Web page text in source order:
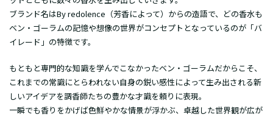
ブランド名はBy redolence（芳香によって）からの造語で、どの香水も
ベン・ゴーラムの記憶や想像の世界がコンセプトとなっているのが「バ
イレード」の特徴です。
もともと専門的な知識を学んでこなかったベン・ゴーラムだからこそ、
これまでの常識にとらわれない自身の鋭い感性によって生み出される新
しいアイデアを調香師たちの豊かな才識を頼りに表現。
一瞬でも香りをかげば色鮮やかな情景が浮かぶ、卓越した世界観が広が